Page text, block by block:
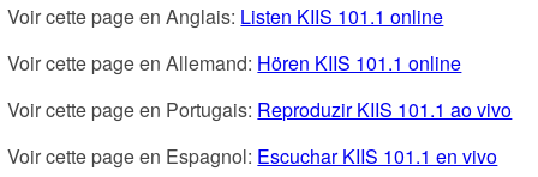
Voir cette page en Anglais: Listen KIIS 101.1 online
Voir cette page en Allemand: Hören KIIS 101.1 online
Voir cette page en Portugais: Reproduzir KIIS 101.1 ao vivo
Voir cette page en Espagnol: Escuchar KIIS 101.1 en vivo